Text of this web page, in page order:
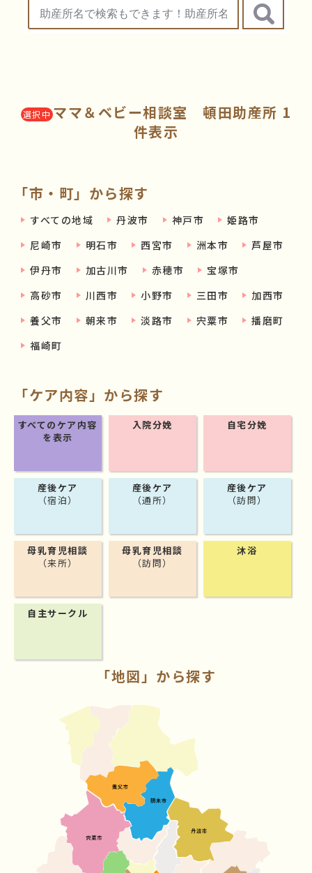
選択中 ママ＆ベビー相談室 頓田助産所 1
件表示
「市・町」から探す
すべての地域 丹波市 神戸市
姫路市
尼崎市
明石市 西宮市 洲本市
芦屋市
伊丹市
加古川市 赤穂市
宝塚市
高砂市
川西市 小野市 三田市
加西市
養父市
朝来市 淡路市 宍粟市
播磨町
福崎町
「ケア内容」から探す
すべてのケア内容
を表示
入院分娩 自宅分娩
産後ケア
（宿泊）
産後ケア
（通所）
産後ケア
（訪問）
母乳育児相談
（来所）
母乳育児相談
（訪問）
沐浴
自主サークル
「地図」から探す